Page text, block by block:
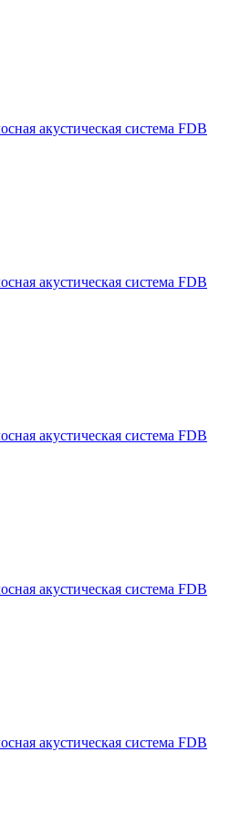
акустическая система FDB
акустическая система FDB
акустическая система FDB
акустическая система FDB
акустическая система FDB